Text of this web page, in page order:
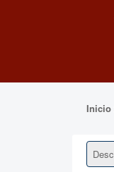
Inicio